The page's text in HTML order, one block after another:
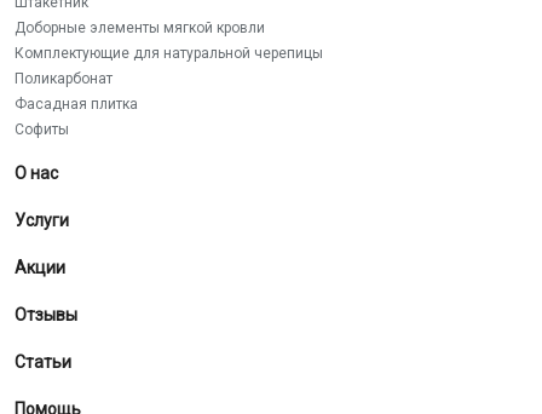
Доборные элементы мягкой кровли
Комплектующие для натуральной черепицы
Поликарбонат
Фасадная плитка
Софиты
О нас
Услуги
Акции
Отзывы
Статьи
Помощь